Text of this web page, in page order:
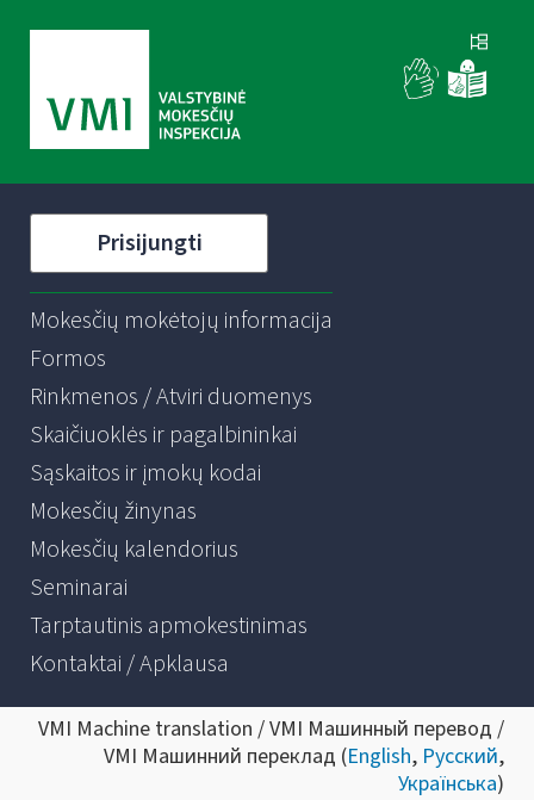
Prisijungti
Mokesčių mokėtojų informacija
Formos
Rinkmenos / Atviri duomenys
Skaičiuoklės ir pagalbininkai
Sąskaitos ir įmokų kodai
Mokesčių žinynas
Mokesčių kalendorius
Seminarai
Tarptautinis apmokestinimas
Kontaktai / Apklausa
VMI Machine translation / VMI Машинный перевод /
VMI Машинний переклад (English, Русский,
Українська)